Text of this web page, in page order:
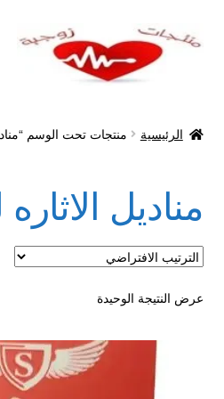
Skip
Skip
أدوية تكبير و تضخيم العضو
اتصل بنا
اتمام الطلب
ادوية تخسيس
اكسسوارات مثيره
الرئيسية منتجات تحت الوسم
مناديل
عرض النتيجة الوحيدة